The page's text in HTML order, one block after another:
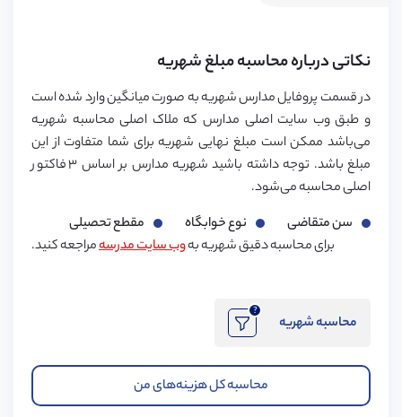
نکاتی درباره محاسبه مبلغ شهریه
در قسمت پروفایل مدارس شهریه به صورت میانگین وارد شده است
و طبق وب سایت اصلی مدارس که ملاک اصلی محاسبه شهریه
می‌باشد ممکن است مبلغ نهایی شهریه برای شما متفاوت از این
مبلغ باشد. توجه داشته باشید شهریه مدارس بر اساس ۳ فاکتور
اصلی محاسبه می‌شود.
سن متقاضی
نوع خوابگاه
مقطع تحصیلی
برای محاسبه دقیق شهریه بهوب سایت مدرسهمراجعه کنید.
محاسبه شهریه
?
محاسبه کل هزینه‌های من